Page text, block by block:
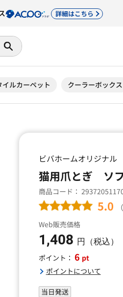
詳細はこちら
イルカーペット クーラーボックス
ビバホームオリジナル
猫用爪とぎ ソ
商品コード：
5.0 （
Web販売価格
1,408 円（税込）
ポイント： 6 pt
ポイントについて
当日発送